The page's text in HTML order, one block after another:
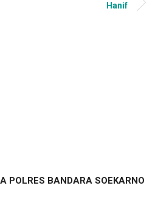
Hanif
POLRES BANDARA SOEKARNO